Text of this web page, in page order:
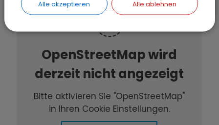
OpenStreetMap wird
derzeit nicht angezeigt
Bitte aktivieren Sie "OpenStreetMap"
in Ihren Cookie Einstellungen.
Alle akzeptieren Alle ablehnen